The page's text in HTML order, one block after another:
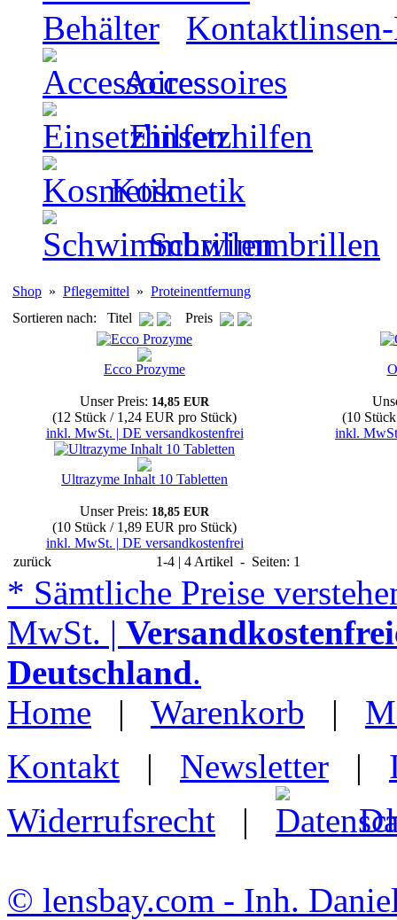
Accessoires
Einsetzhilfen
Kosmetik
Schwimmbrillen
Shop » Pflegemittel » Proteinentfernung
Sortieren nach: Titel
Preis
Ecco Prozyme
Unser Preis: 14,85 EUR
(12 Stück / 1,24 EUR pro Stück)
inkl. MwSt. | DE versandkostenfrei
(10
inkl.
Ultrazyme Inhalt 10 Tabletten
Unser Preis: 18,85 EUR
(10 Stück / 1,89 EUR pro Stück)
inkl. MwSt. | DE versandkostenfrei
zurück
1-4 | 4 Artikel - Seiten: 1
* Sämtliche Preise
MwSt. |
Deutschland.
Home | Warenkorb |
Kontakt | Newsletter |
Widerrufsrecht |
© lensbay.com - Inh.